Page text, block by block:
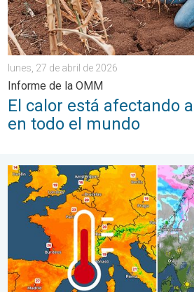
lunes, 27 de abril de 2026
Informe de la OMM
El calor está afectando
en todo el mundo
Enormes contrastes dentro de